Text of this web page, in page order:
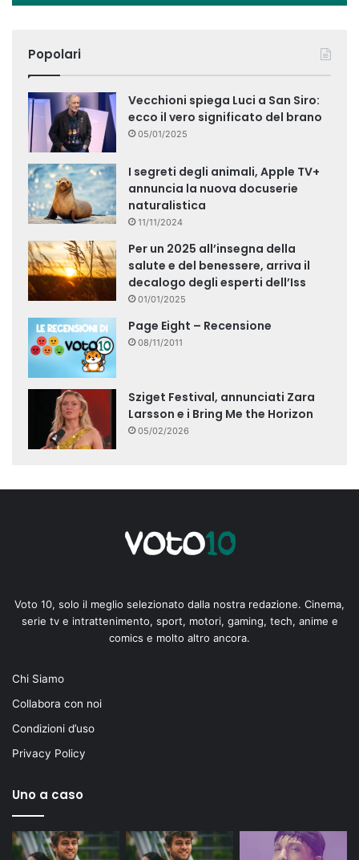
Popolari
Vecchioni spiega Luci a San Siro:
ecco il vero significato del brano
05/01/2025
I segreti degli animali, Apple TV+
annuncia la nuova docuserie
naturalistica
11/11/2024
Per un 2025 all’insegna della
salute e del benessere, arriva il
decalogo degli esperti dell’Iss
01/01/2025
Page Eight – Recensione
08/11/2011
Sziget Festival, annunciati Zara
Larsson e i Bring Me the Horizon
05/02/2026
Voto 10, solo il meglio selezionato dalla nostra redazione. Cinema,
serie tv e intrattenimento, sport, motori, gaming, tech, anime e
comics e molto altro ancora.
Chi Siamo
Collabora con noi
Condizioni d’uso
Privacy Policy
Uno a caso